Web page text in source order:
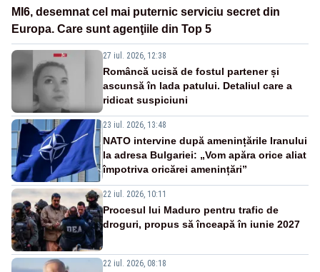
MI6, desemnat cel mai puternic serviciu secret din
Europa. Care sunt agenţiile din Top 5
27 iul. 2026, 12:38
Româncă ucisă de fostul partener și
ascunsă în lada patului. Detaliul care a
ridicat suspiciuni
23 iul. 2026, 13:48
NATO intervine după amenințările Iranului
la adresa Bulgariei: „Vom apăra orice aliat
împotriva oricărei amenințări”
22 iul. 2026, 10:11
Procesul lui Maduro pentru trafic de
droguri, propus să înceapă în iunie 2027
22 iul. 2026, 08:18